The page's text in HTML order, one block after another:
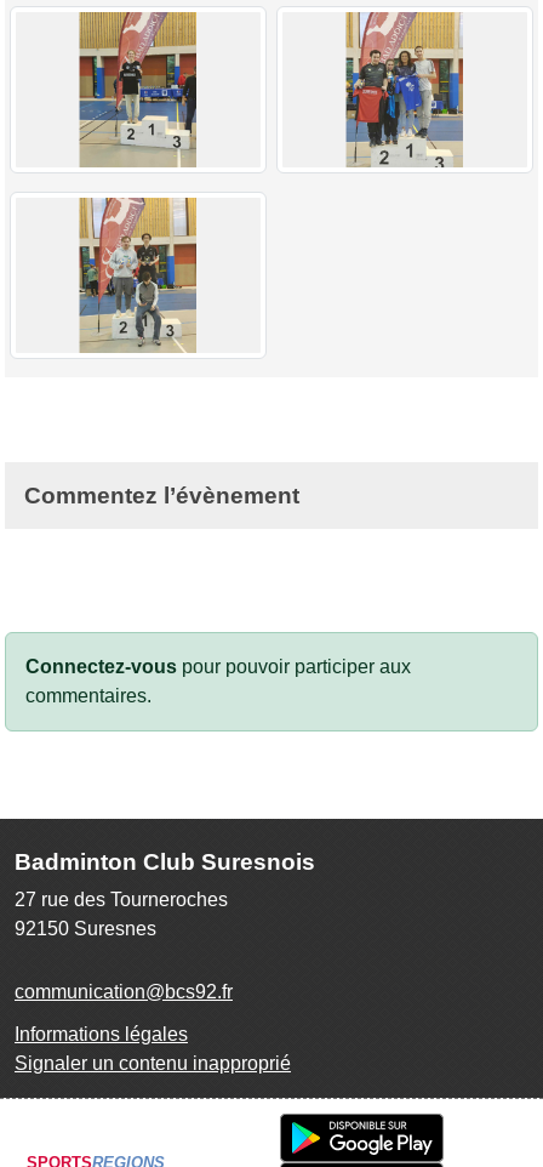
Commentez l’évènement
Connectez-vous pour pouvoir participer aux
commentaires.
Badminton Club Suresnois
27 rue des Tourneroches
92150 Suresnes
communication@bcs92.fr
Informations légales
Signaler un contenu inapproprié
SPORTSREGIONS